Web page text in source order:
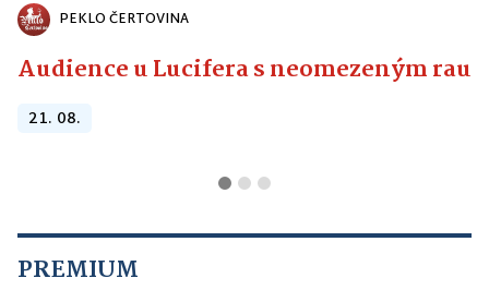
PEKLO ČERTOVINA
Audience u Lucifera s neomezeným
21. 08.
PREMIUM